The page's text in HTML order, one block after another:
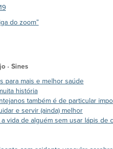
do zoom”
· Sines
para mais e melhor saúde
história
também é de particular
e servir (ainda) melhor
vida de alguém sem usar lápis de